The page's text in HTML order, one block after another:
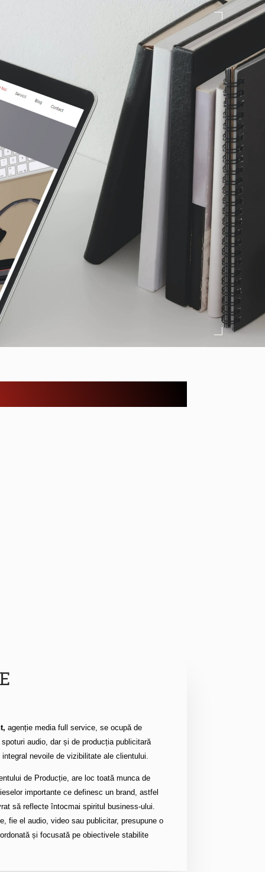
agenție media full service, se ocupă de
audio, dar și de producția publicitară
nevoile de vizibilitate ale clientului.
de Producție, are loc toată munca de
importante ce definesc un brand, astfel
să reflecte întocmai spiritul business-ului.
fie el audio, video sau publicitar, presupune o
și focusată pe obiectivele stabilite